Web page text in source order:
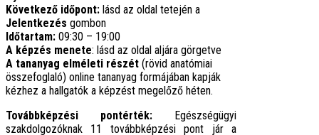
Következő időpont: lásd az oldal tetején a
Jelentkezés gombon
Időtartam: 09:30 – 19:00
A képzés menete: lásd az oldal aljára görgetve
A tananyag elméleti részét (rövid anatómiai
összefoglaló) online tananyag formájában kapják
kézhez a hallgatók a képzést megelőző héten.
Továbbképzési pontérték:
Egészségügyi
szakdolgozóknak 11 továbbképzési pont jár a